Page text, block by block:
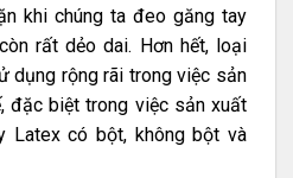
khi chúng ta đeo găng tay
rất dẻo dai. Hơn hết, loại
dụng rộng rãi trong việc sản
đặc biệt trong việc sản xuất
Latex có bột, không bột và